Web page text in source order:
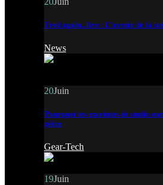
Fred again.. live : L’avenir de la
News
20Juin
Pourquoi tes enceintes de studio
pièce
Gear-Tech
19Juin